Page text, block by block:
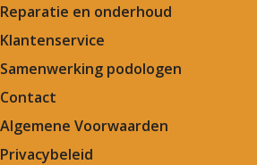
Reparatie en onderhoud
Klantenservice
Samenwerking podologen
Contact
Algemene Voorwaarden
Privacybeleid